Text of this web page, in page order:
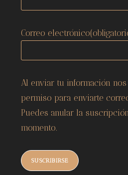
Correo electrónico
Al enviar tu información
permiso para enviarte
Puedes anular la
momento.
SUSCRIBIRSE